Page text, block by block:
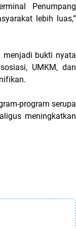
Penumpang
lebih luas,”
menjadi bukti nyata
UMKM, dan
program serupa
meningkatkan